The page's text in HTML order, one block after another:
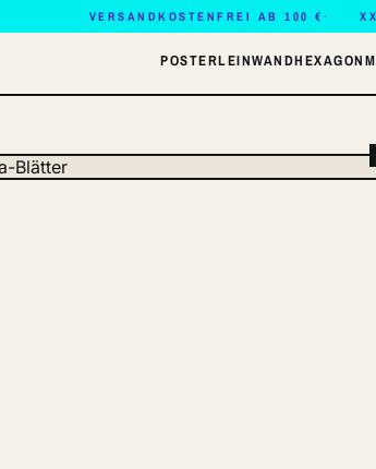
VERSANDKOSTENFREI AB 100 €
POSTERLEINWANDHEXAGON